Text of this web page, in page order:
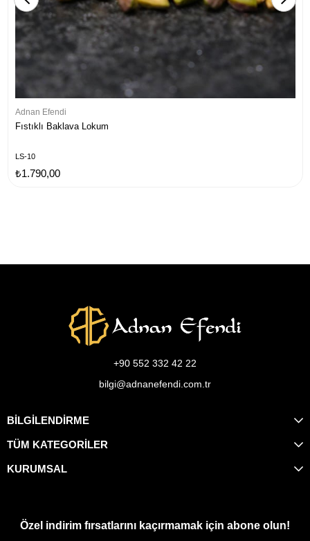
Adnan Efendi
Fıstıklı Baklava Lokum
LS-10
₺1.790,00
+90 552 332 42 22
bilgi@adnanefendi.com.tr
BİLGİLENDİRME
TÜM KATEGORİLER
KURUMSAL
Özel indirim fırsatlarını kaçırmamak için abone olun!